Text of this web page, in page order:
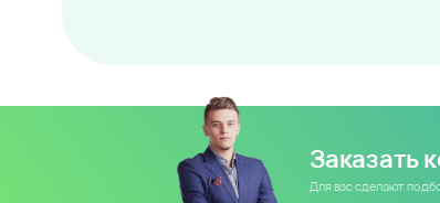
Заказать
Для вас сделают